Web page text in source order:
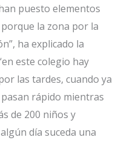
puesto elementos
la zona por la
ha explicado la
este colegio hay
las tardes, cuando ya
rápido mientras
de 200 niños y
día suceda una